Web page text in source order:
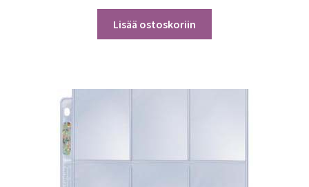
Lisää ostoskoriin